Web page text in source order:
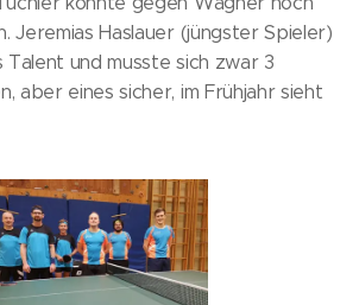
Jeremias Haslauer (jüngster Spieler)
und musste sich zwar 3
aber eines sicher, im Frühjahr sieht